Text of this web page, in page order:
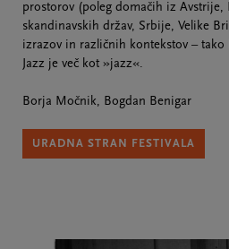
prostorov (poleg domačih iz Avstrije,
skandinavskih držav, Srbije, Velike
izrazov in različnih kontekstov –
Jazz je več kot »jazz«.
Borja Močnik, Bogdan Benigar
URADNA STRAN FESTIVALA